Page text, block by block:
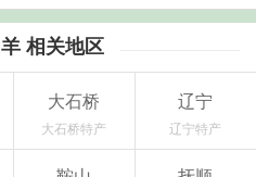
相关地区
大石桥
大石桥特产
辽宁
辽宁特产